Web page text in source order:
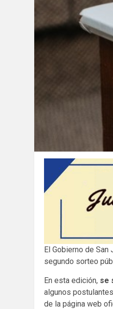
El Gobierno de
segundo sorteo
En esta edición, se
algunos
de la página web